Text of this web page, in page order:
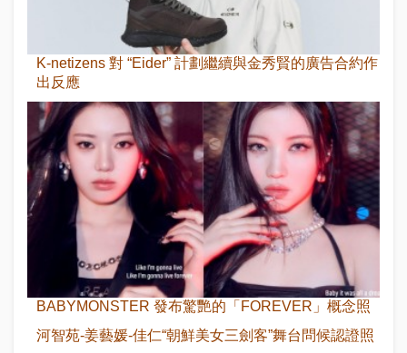
K-netizens 對 “Eider” 計劃繼續與金秀賢的廣告合約作
出反應
BABYMONSTER 發布驚艷的「FOREVER」概念照
河智苑-姜藝媛-佳仁“朝鮮美女三劍客”舞台問候認證照